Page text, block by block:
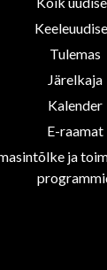
Tulemas
Järelkaja
Kalender
E-raamat
ja